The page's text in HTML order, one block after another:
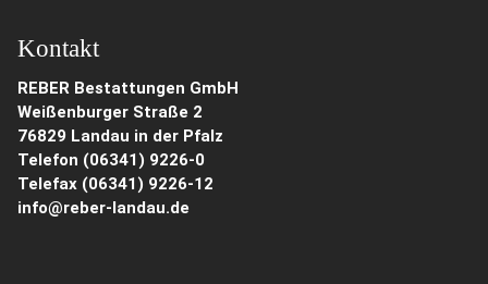
Kontakt
REBER Bestattungen GmbH
Weißenburger Straße 2
76829 Landau in der Pfalz
Telefon (06341) 9226-0
Telefax (06341) 9226-12
info@reber-landau.de